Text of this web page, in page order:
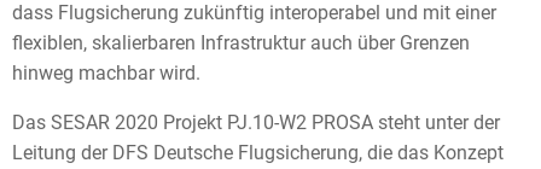
dass Flugsicherung zukünftig interoperabel und mit einer
flexiblen, skalierbaren Infrastruktur auch über Grenzen
hinweg machbar wird.
Das SESAR 2020 Projekt PJ.10-W2 PROSA steht unter der
Leitung der DFS Deutsche Flugsicherung, die das Konzept